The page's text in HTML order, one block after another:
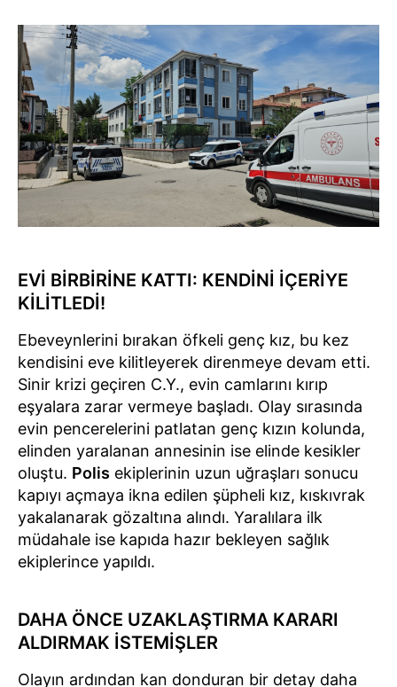
EVİ BİRBİRİNE KATTI: KENDİNİ İÇERİYE
KİLİTLEDİ!
Ebeveynlerini bırakan öfkeli genç kız, bu kez
kendisini eve kilitleyerek direnmeye devam etti.
Sinir krizi geçiren C.Y., evin camlarını kırıp
eşyalara zarar vermeye başladı. Olay sırasında
evin pencerelerini patlatan genç kızın kolunda,
elinden yaralanan annesinin ise elinde kesikler
oluştu. Polis ekiplerinin uzun uğraşları sonucu
kapıyı açmaya ikna edilen şüpheli kız, kıskıvrak
yakalanarak gözaltına alındı. Yaralılara ilk
müdahale ise kapıda hazır bekleyen sağlık
ekiplerince yapıldı.
DAHA ÖNCE UZAKLAŞTIRMA KARARI
ALDIRMAK İSTEMİŞLER
Olayın ardından kan donduran bir detay daha